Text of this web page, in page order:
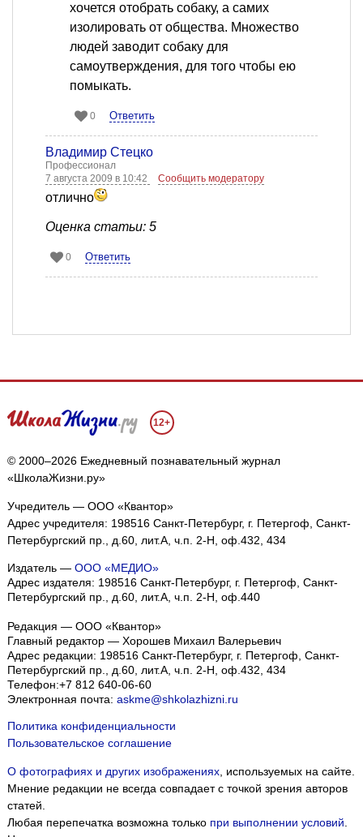
хочется отобрать собаку, а самих
изолировать от общества. Множество
людей заводит собаку для
самоутверждения, для того чтобы ею
помыкать.
0 Ответить
Владимир Стецко
Профессионал
7 августа 2009 в 10:42
Сообщить модератору
отлично
Оценка статьи: 5
0 Ответить
12+
© 2000–2026 Ежедневный познавательный журнал
«ШколаЖизни.ру»
Учредитель — ООО «Квантор»
Адрес учредителя: 198516 Санкт-Петербург, г. Петергоф, Санкт-
Петербургский пр., д.60, лит.А, ч.п. 2-Н, оф.432, 434
Издатель — ООО «МЕДИО»
Адрес издателя: 198516 Санкт-Петербург, г. Петергоф, Санкт-
Петербургский пр., д.60, лит.А, ч.п. 2-Н, оф.440
Редакция — ООО «Квантор»
Главный редактор — Хорошев Михаил Валерьевич
Адрес редакции: 198516 Санкт-Петербург, г. Петергоф, Санкт-
Петербургский пр., д.60, лит.А, ч.п. 2-Н, оф.432, 434
Телефон:+7 812 640-06-60
Электронная почта: askme@shkolazhizni.ru
Политика конфиденциальности
Пользовательское соглашение
О фотографиях и других изображениях, используемых на сайте.
Мнение редакции не всегда совпадает с точкой зрения авторов
статей.
Любая перепечатка возможна только при выполнении условий.